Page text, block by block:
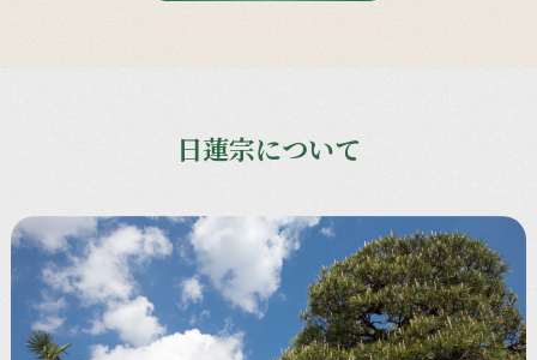
日蓮宗について